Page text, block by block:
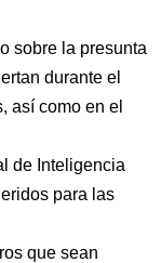
sobre la presunta
durante el
así como en el
de Inteligencia
para las
que sean